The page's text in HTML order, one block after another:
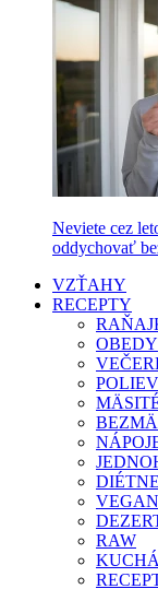
Neviete cez
oddychovať
VZŤAHY
RECEPTY
OBEDY
VEGAN
RAW